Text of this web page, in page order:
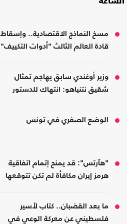
الساعة
مسخ النماذج الاقتصادية.. وإسقاط
قادة العالم الثالث "أدوات التكييف"
وزير أوغندي سابق يهاجم تمثال
شقيق نتنياهو: انتهاك للدستور
الوضع الصفري في تونس
"هآرتس": قد يمنح إتمام اتفاقية
هرمز إيران مكافأة لم تكن تتوقعها
ما بعد القضبان.. كتاب لأسير
فلسطيني عن معركة الوعي في